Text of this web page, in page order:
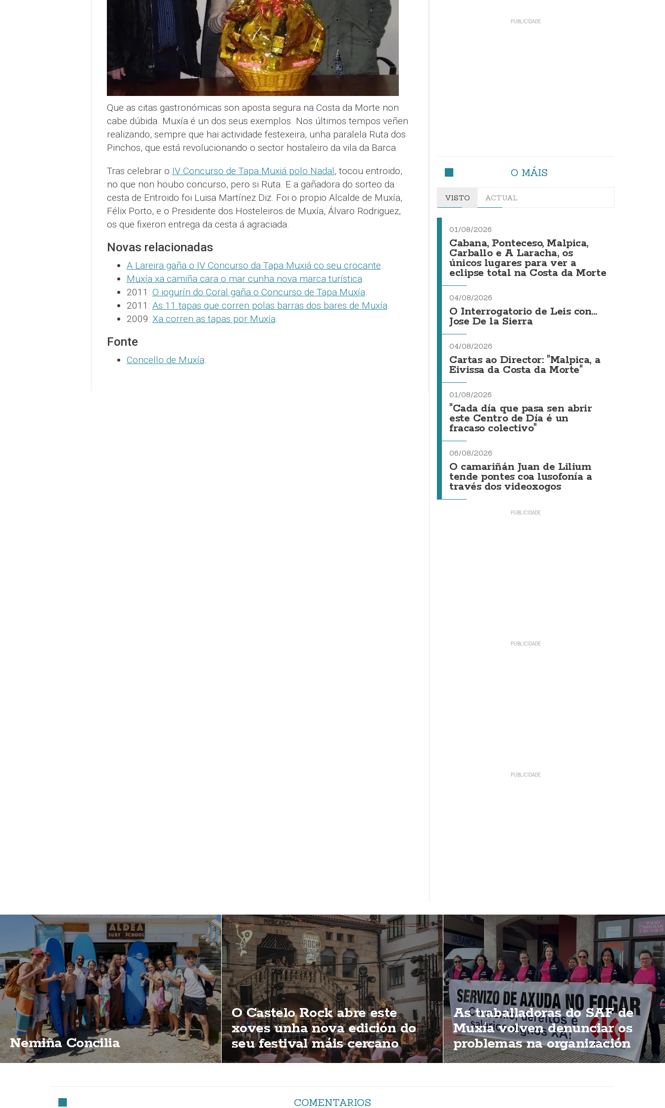
Que as citas gastronómicas son aposta segura na Costa da Morte non
cabe dúbida. Muxía é un dos seus exemplos. Nos últimos tempos veñen
realizando, sempre que hai actividade festexeira, unha paralela Ruta dos
Pinchos, que está revolucionando o sector hostaleiro da vila da Barca.
Tras celebrar o IV Concurso de Tapa Muxiá polo Nadal, tocou entroido,
no que non houbo concurso, pero si Ruta. E a gañadora do sorteo da
cesta de Entroido foi Luisa Martínez Diz. Foi o propio Alcalde de Muxía,
Félix Porto, e o Presidente dos Hosteleiros de Muxía, Álvaro Rodriguez,
os que fixeron entrega da cesta á agraciada.
Novas relacionadas
A Lareira gaña o IV Concurso da Tapa Muxiá co seu crocante.
Muxía xa camiña cara o mar cunha nova marca turística.
2011: O iogurín do Coral gaña o Concurso de Tapa Muxía.
2011: As 11 tapas que corren polas barras dos bares de Muxía.
2009: Xa corren as tapas por Muxía.
Fonte
Concello de Muxía.
O MÁIS
VISTO ACTUAL
01/08/2026
Cabana, Ponteceso, Malpica,
Carballo e A Laracha, os
únicos lugares para ver a
eclipse total na Costa da Morte
04/08/2026
O Interrogatorio de Leis con...
Jose De la Sierra
04/08/2026
Cartas ao Director: "Malpica, a
Eivissa da Costa da Morte"
01/08/2026
"Cada día que pasa sen abrir
este Centro de Día é un
fracaso colectivo"
06/08/2026
O camariñán Juan de Lilium
tende pontes coa lusofonía a
través dos videoxogos
Nemiña Concilia
O Castelo Rock abre este
xoves unha nova edición do
seu festival máis cercano
As traballadoras do SAF de
Muxía volven denunciar os
problemas na organización
dun servizo esencial
COMENTARIOS